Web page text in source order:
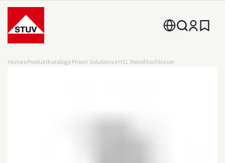
Go To the Homepage
Home Produktkatalog Prison Solutions HSL Retrofitschlösser